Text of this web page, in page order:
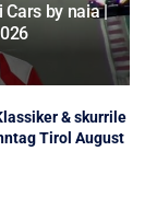
Cars by naia |
& skurrile
Tirol August